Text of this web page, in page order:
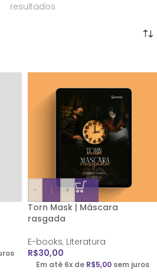
resultados
-
+
Torn Mask | Máscara
rasgada
E-books, Literatura
R$30,00
Em até 6x de R$5,00 sem juros